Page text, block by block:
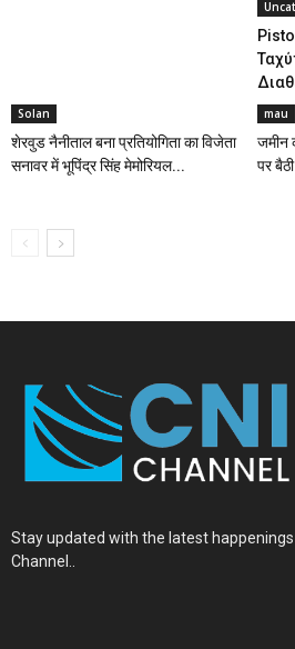
Solan
शेरवुड नैनीताल बना प्रतियोगिता का विजेता
सनावर में भूपिंद्र सिंह मेमोरियल...
mau
जमीन
पर
Stay updated with the latest happenings
Channel..